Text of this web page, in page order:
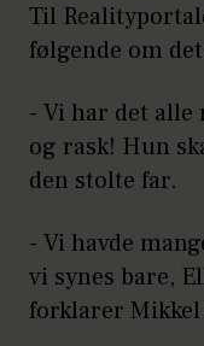
Til
følgende om
- Vi har det
og rask! Hun
den stolte far.
- Vi havde
vi synes bare,
forklarer